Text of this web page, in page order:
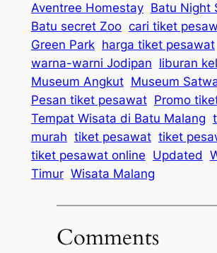
Aventree Homestay Batu Night
Batu secret Zoo cari tiket
Green Park harga tiket pesawat
warna-warni Jodipan liburan
Museum Angkut Museum
Pesan tiket pesawat Promo
Tempat Wisata di Batu Malang
murah tiket pesawat tiket
tiket pesawat online Updated
Timur Wisata Malang
Comments